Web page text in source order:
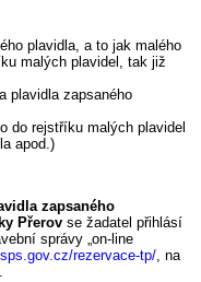
plavidla, a to jak malého
malých plavidel, tak již
plavidla zapsaného
do rejstříku malých plavidel
apod.)
zapsaného
Přerov se žadatel přihlásí
správy „on‑line
rezervace-tp/, na